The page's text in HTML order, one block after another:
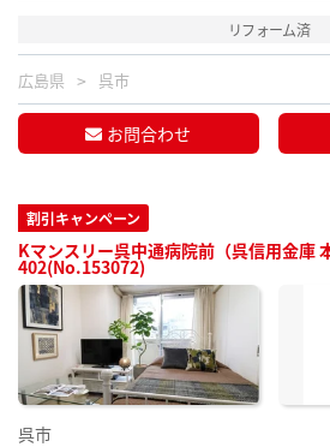
リフォーム済
広島県 呉市
お問合わせ
割引キャンペーン
Kマンスリー呉中通病院前（呉信用金庫
402(No.153072)
呉市